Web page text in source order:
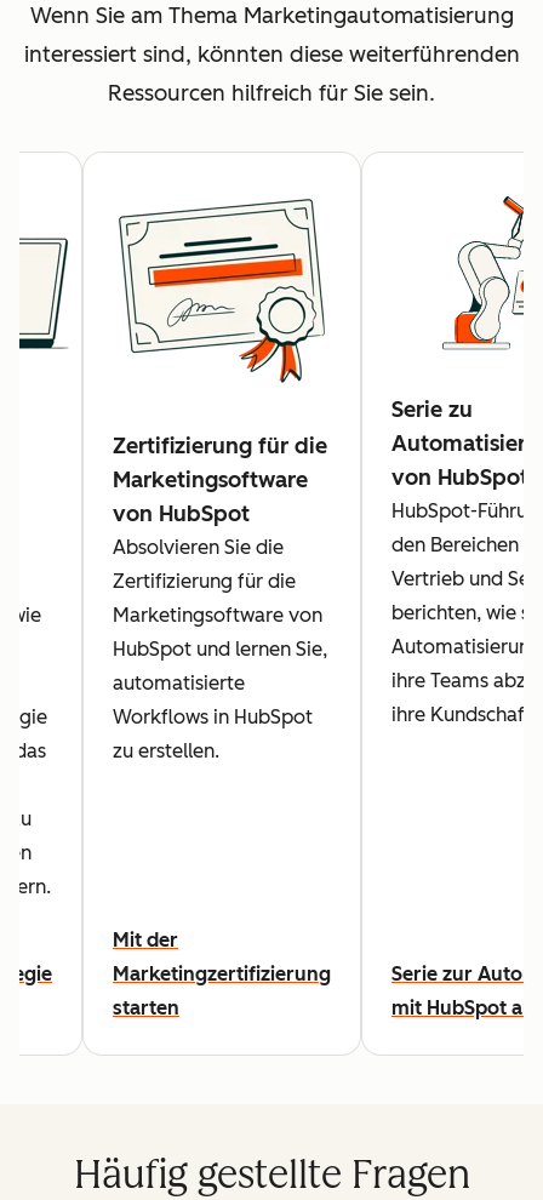
Wenn Sie am Thema Marketingautomatisierung
interessiert sind, könnten diese weiterführenden
Ressourcen hilfreich für Sie sein.
wie
das
zu
Zertifizierung für die
Marketingsoftware
von HubSpot
Absolvieren Sie die
Zertifizierung für die
Marketingsoftware von
HubSpot und lernen Sie,
automatisierte
Workflows in HubSpot
zu erstellen.
Mit der
Marketingzertifizierung
starten
Serie zu
von HubSpot
HubSpot-
den Bereichen
Vertrieb und
berichten, wie
ihre Teams
ihre Kundschaft
Serie zur
mit HubSpot
Häufig gestellte Fragen